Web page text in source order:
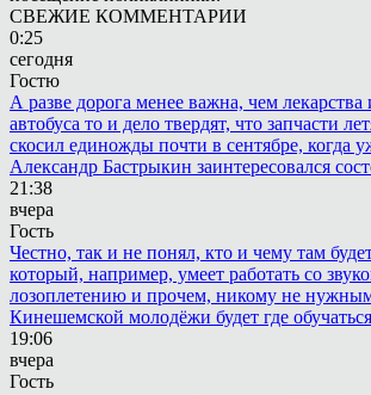
СВЕЖИЕ КОММЕНТАРИИ
0:25
сегодня
Гостю
А разве дорога менее важна, чем
автобуса то и дело твердят, что запчасти
скосил единожды почти в сентябре, когда
Александр Бастрыкин заинтересовался
21:38
вчера
Гость
Честно, так и не понял, кто и чему там
который, например, умеет работать со
лозоплетению и прочем, никому не
Кинешемской молодёжи будет где
19:06
вчера
Гость